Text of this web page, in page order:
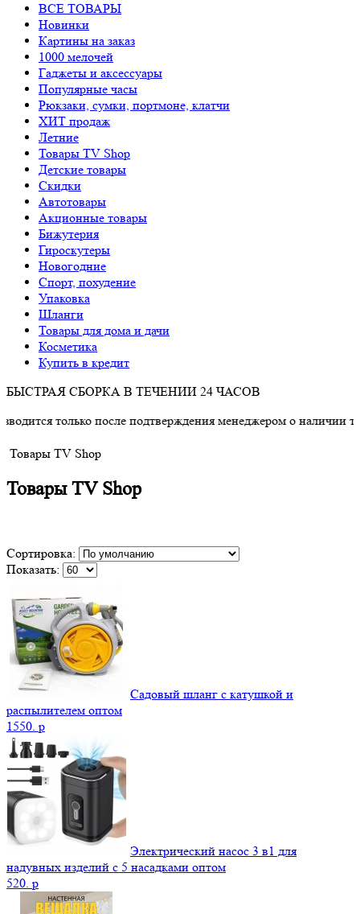
ВСЕ ТОВАРЫ
Новинки
Картины на заказ
1000 мелочей
Гаджеты и аксессуары
Популярные часы
Рюкзаки, сумки, портмоне, клатчи
ХИТ продаж
Летние
Товары TV Shop
Детские товары
Cкидки
Автотовары
Акционные товары
Бижутерия
Гироскутеры
Новогодние
Спорт, похудение
Упаковка
Шланги
Товары для дома и дачи
Косметика
Купить в кредит
БЫСТРАЯ СБОРКА В ТЕЧЕНИИ 24 ЧАСОВ
после подтверждения менеджером о наличии товара.
Товары TV Shop
Товары TV Shop
Сортировка:
Показать:
Садовый шланг с катушкой и
распылителем оптом
1550. p
Электрический насос 3 в1 для
надувных изделий с 5 насадками оптом
520. p